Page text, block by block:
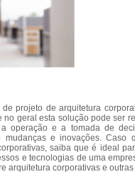
projeto de arquitetura
no geral esta solução pode ser
operação e a tomada de
mudanças e inovações. Caso
saiba que é ideal
e tecnologias de uma
arquitetura corporativas e outras